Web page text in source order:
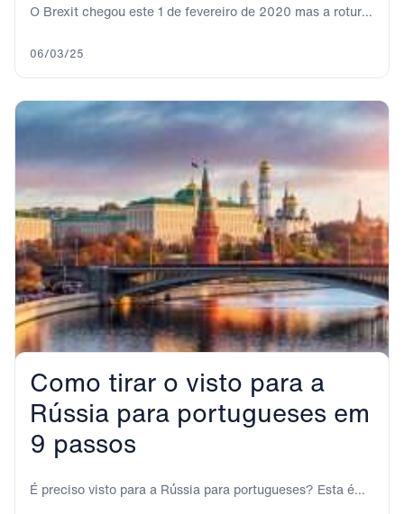
O Brexit chegou este 1 de fevereiro de 2020 mas a rotura
06/03/25
Como tirar o visto para a
Rússia para portugueses em
9 passos
É preciso visto para a Rússia para portugueses? Esta é